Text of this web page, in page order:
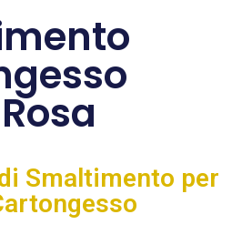
Smaltimento per